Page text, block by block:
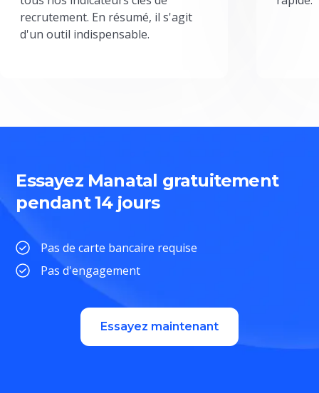
recrutement. En résumé, il s'agit
d'un outil indispensable.
Essayez Manatal gratuitement
pendant 14 jours
Pas de carte bancaire requise
Pas d'engagement
Essayez maintenant